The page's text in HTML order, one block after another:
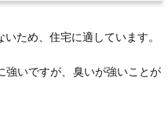
ため、住宅に適しています。
強いですが、臭いが強いことが